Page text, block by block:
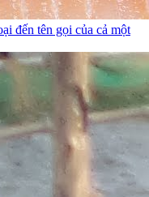
đến tên gọi của cả một